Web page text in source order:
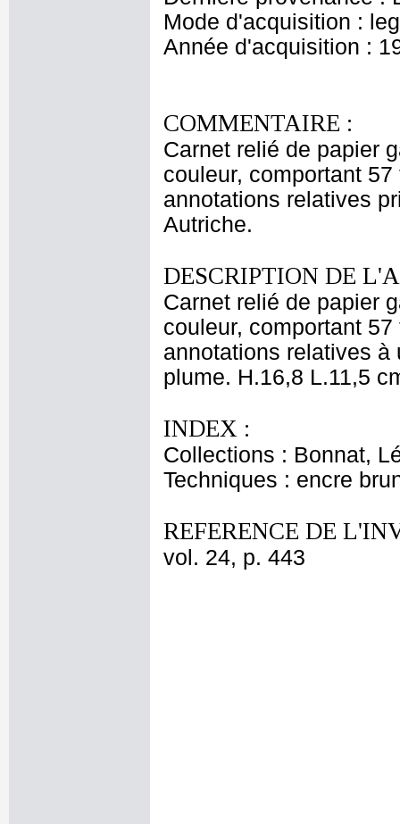
Mode d'acquisition :
Année d'acquisition :
COMMENTAIRE :
Carnet relié de papier
couleur, comportant
annotations relatives
Autriche.
DESCRIPTION DE
Carnet relié de papier
couleur, comportant
annotations relatives à
plume. H.16,8 L.11,5
INDEX :
Collections : Bonnat,
Techniques : encre
REFERENCE DE
vol. 24, p. 443